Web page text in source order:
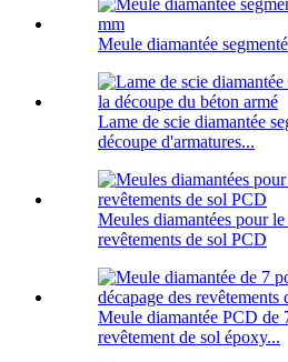
Meule diamantée
Lame de scie diamantée
découpe d'armatures...
Meules diamantées pour le
revêtements de sol PCD
Meule diamantée PCD de
revêtement de sol époxy...